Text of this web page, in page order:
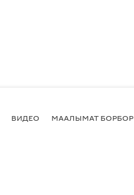
ВИДЕО МААЛЫМАТ БОРБОР